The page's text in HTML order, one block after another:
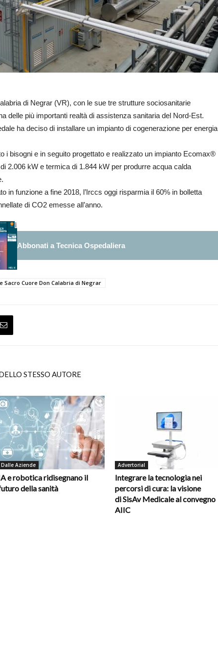
di Negrar (VR), con le sue tre strutture sociosanitarie
delle più importanti realtà di assistenza sanitaria del Nord-Est.
ha deciso di installare un impianto di cogenerazione per energia
i bisogni e in seguito progettato e realizzato un impianto Ecomax®
2.006 kW e termica di 1.844 kW per produrre acqua calda
in funzione a fine 2018, l’Irccs oggi risparmia il 60% in bolletta
di CO2 emesse all’anno.
Abbonati a Tecnica Ospedaliera
Sacro Cuore Don Calabria di Negrar
STESSO AUTORE
Dalle Aziende
e robotica ridisegnano il
della sanità
Advertorial
Integrare la tecnologia nei
percorsi di cura: la visione
di SisAv Medicale al convegno
AIIC